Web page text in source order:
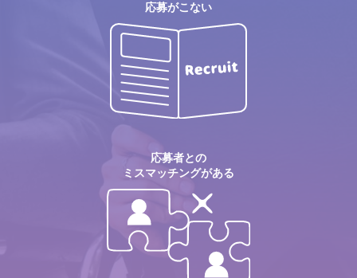
応募がこない
応募者との
ミスマッチングがある